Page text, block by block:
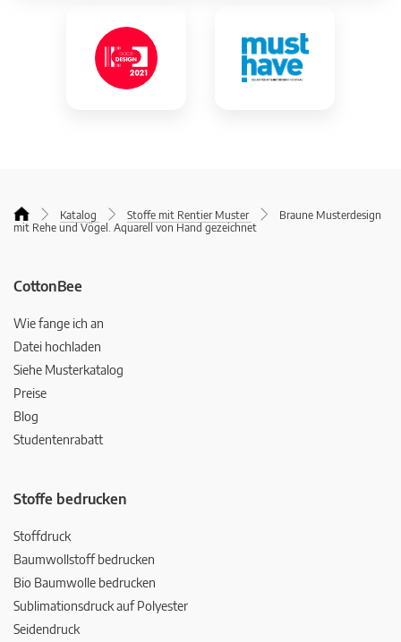
Katalog Stoffe mit Rentier Muster
Braune Musterdesign
mit Rehe und Vögel. Aquarell von Hand gezeichnet
CottonBee
Wie fange ich an
Datei hochladen
Siehe Musterkatalog
Preise
Blog
Studentenrabatt
Stoffe bedrucken
Stoffdruck
Baumwollstoff bedrucken
Bio Baumwolle bedrucken
Sublimationsdruck auf Polyester
Seidendruck